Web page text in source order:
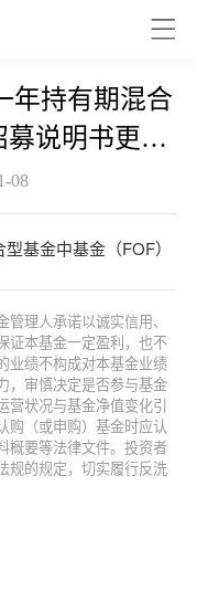
年持有期混合
募说明书更新
08
基金中基金（FOF）
管理人承诺以诚实信用、
证本基金一定盈利，也不
业绩不构成对本基金业绩
，审慎决定是否参与基金
状况与基金净值变化引
购（或申购）基金时应认
概要等法律文件。投资者
规的规定，切实履行反洗